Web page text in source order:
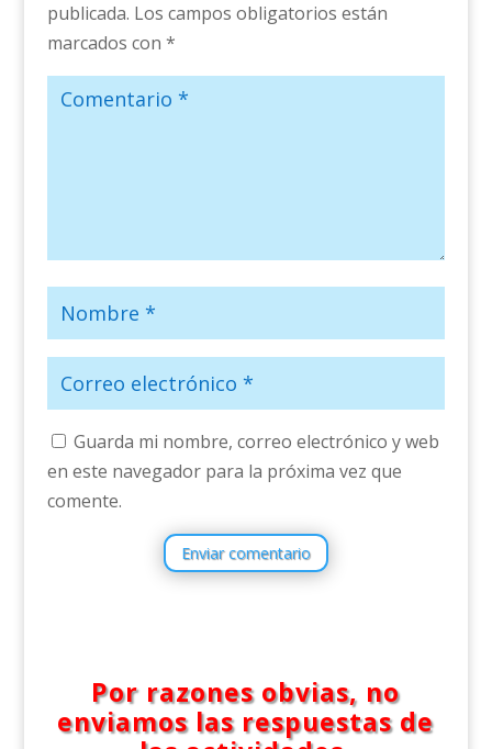
publicada. Los campos obligatorios están
marcados con *
Guarda mi nombre, correo electrónico y web
en este navegador para la próxima vez que
comente.
Enviar comentario
Por razones obvias, no
enviamos las respuestas de